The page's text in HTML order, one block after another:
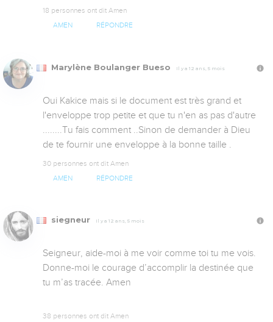
18 personnes ont dit Amen
AMEN RÉPONDRE
Marylène Boulanger Bueso Il y a 12 ans, 5 mois
Oui Kakice mais si le document est très grand et
l'enveloppe trop petite et que tu n'en as pas d'autre
........Tu fais comment ..Sinon de demander à Dieu
de te fournir une enveloppe à la bonne taille .
30 personnes ont dit Amen
AMEN RÉPONDRE
siegneur Il y a 12 ans, 5 mois
Seigneur, aide-moi à me voir comme toi tu me vois.
Donne-moi le courage d’accomplir la destinée que
tu m’as tracée. Amen
38 personnes ont dit Amen